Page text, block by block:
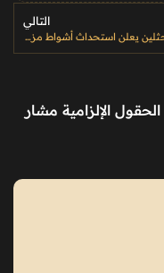
التالي
فهد بن حثلين يعلن استحداث أشواط مزاين لفئة الفردي مفاريد في ثلاثة مهرجانات كبرى
الحقول الإلزامية مشار